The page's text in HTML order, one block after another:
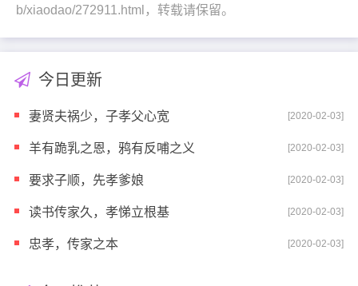
b/xiaodao/272911.html，转载请保留。
今日更新
妻贤夫祸少，子孝父心宽 [2020-02-03]
羊有跪乳之恩，鸦有反哺之义 [2020-02-03]
要求子顺，先孝爹娘 [2020-02-03]
读书传家久，孝悌立根基 [2020-02-03]
忠孝，传家之本 [2020-02-03]